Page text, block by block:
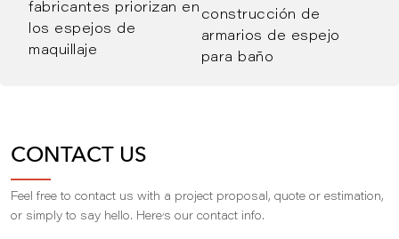
fabricantes priorizan en
los espejos de
maquillaje
construcción de
armarios de espejo
para baño
CONTACT US
Feel free to contact us with a project proposal, quote or estimation,
or simply to say hello. Here,s our contact info.